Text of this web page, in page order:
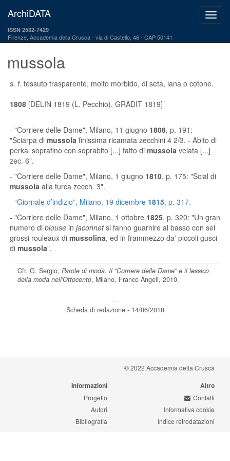
ArchiDATA
ISSN 2532-7429
Firenze, Accademia della Crusca via di Castello, 46 - CAP 50141
mussola
s. f. tessuto trasparente, molto morbido, di seta, lana o cotone.
1808[DELIN 1819 (L. Pecchio), GRADIT 1819]
- "Corriere delle Dame", Milano, 11 giugno 1808, p. 191:
"Sciarpa di mussola finissima ricamata zecchini 4 2/3. - Abito di
perkal soprafino con soprabito [...] fatto di mussola velata [...]
zec. 6".
- "Corriere delle Dame", Milano, 1 giugno 1810, p. 175: "Scial di
mussola alla turca zecch. 3".
- “Giornale d’indizio”, Milano, 19 dicembre 1815, p. 317.
- "Corriere delle Dame", Milano, 1 ottobre 1825, p. 320: "Un gran
numero di blousein jaconnetsi fanno guarnire al basso con sei
grossi rouleaux di mussolina, ed in frammezzo da' piccoli gusci
di mussola".
Cfr. G. Sergio, Parole di moda. Il "Corriere delle Dame" e il lessico
della moda nell'Ottocento, Milano, Franco Angeli, 2010.
---
Scheda di redazione - 14/06/2018
© 2022 Accademia della Crusca
Informazioni
Progetto
Autori
Bibliografia
Altro
Contatti
Informativa cookie
Indice retrodatazioni